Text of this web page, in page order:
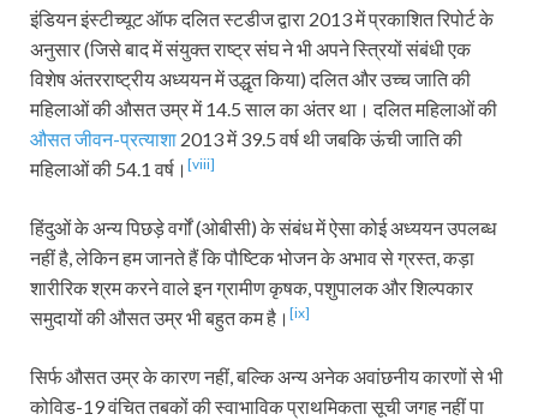
इंडियन इंस्टीच्यूट ऑफ दलित स्टडीज द्वारा 2013 में प्रकाशित रिपोर्ट के
अनुसार (जिसे बाद में संयुक्त राष्ट्र संघ ने भी अपने स्त्रियों संबंधी एक
विशेष अंतरराष्ट्रीय अध्ययन में उद्धृत किया) दलित और उच्च जाति की
महिलाओं की औसत उम्र में 14.5 साल का अंतर था। दलित महिलाओं की
औसत जीवन-प्रत्याशा 2013 में 39.5 वर्ष थी जबकि ऊंची जाति की
महिलाओं की 54.1 वर्ष। [viii]
हिंदुओं के अन्य पिछड़े वर्गों (ओबीसी) के संबंध में ऐसा कोई अध्ययन उपलब्ध
नहीं है, लेकिन हम जानते हैं कि पौष्टिक भोजन के अभाव से ग्रस्त, कड़ा
शारीरिक श्रम करने वाले इन ग्रामीण कृषक, पशुपालक और शिल्पकार
समुदायों की औसत उम्र भी बहुत कम है। [ix]
सिर्फ औसत उम्र के कारण नहीं, बल्कि अन्य अनेक अवांछनीय कारणों से भी
कोविड-19 वंचित तबकों की स्वाभाविक प्राथमिकता सूची जगह नहीं पा